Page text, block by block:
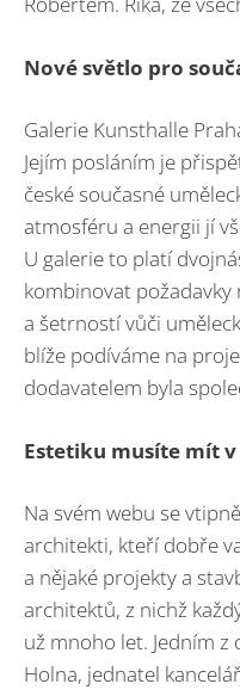
Nové světlo pro
Galerie Kunsthalle
Jejím posláním je
české současné
atmosféru a energii jí
U galerie to platí
kombinovat
a šetrností vůči
blíže podíváme na
dodavatelem byla
Estetiku musíte mít
Na svém webu se
architekti, kteří dobře
a nějaké projekty a
architektů, z nichž
už mnoho let. Jedním z
Holna, jednatel